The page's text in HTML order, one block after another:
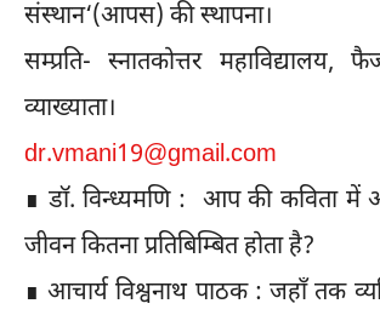
संस्थान‘(आपस) की स्थापना।
सम्प्रति- स्नातकोत्तर महाविद्यालय,
व्याख्याता।
dr.vmani19@gmail.com
∎ डॉ. विन्ध्यमणि : आप की कविता में
जीवन कितना प्रतिबिम्बित होता है?
∎ आचार्य विश्वनाथ पाठक : जहाँ तक